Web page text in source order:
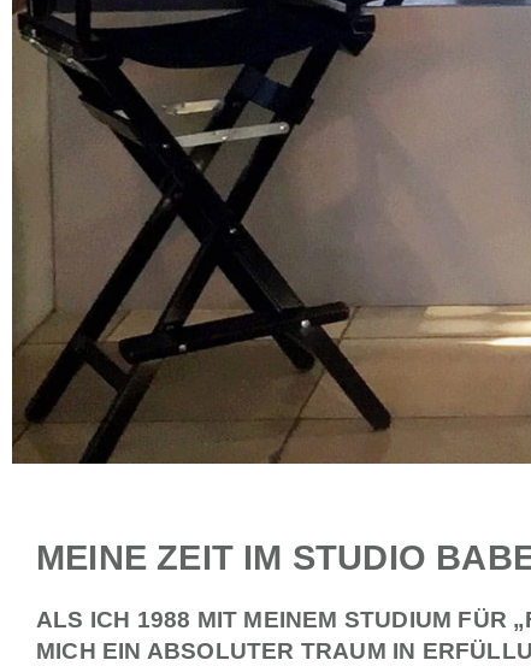
MEINE ZEIT IM STUDIO
ALS ICH 1988 MIT MEINEM STUDIUM FÜR
MICH EIN ABSOLUTER TRAUM IN